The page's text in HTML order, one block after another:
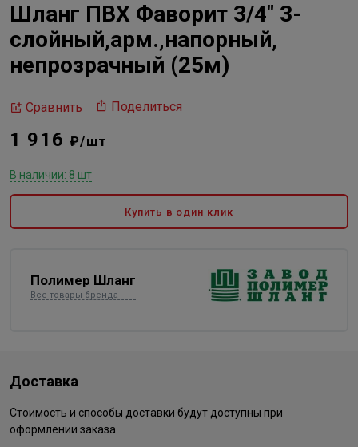
Шланг ПВХ Фаворит 3/4" 3-
слойный,арм.,напорный,
непрозрачный (25м)
Сравнить Поделиться
1 916₽/шт
В наличии: 8 шт
Купить в один клик
Полимер Шланг
Все товары бренда
Доставка
Стоимость и способы доставки будут доступны при
оформлении заказа.